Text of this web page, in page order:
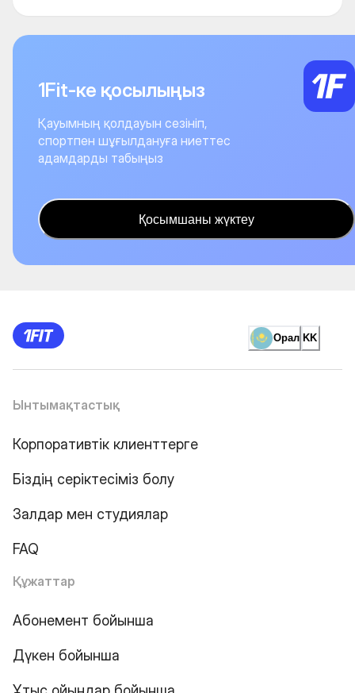
1Fit-ке қосылыңыз
Қауымның қолдауын сезініп,
спортпен шұғылдануға ниеттес
адамдарды табыңыз
Қосымшаны жүктеу
Орал KK
Ынтымақтастық
Корпоративтік клиенттерге
Біздің серіктесіміз болу
Залдар мен студиялар
FAQ
Құжаттар
Абонемент бойынша
Дүкен бойынша